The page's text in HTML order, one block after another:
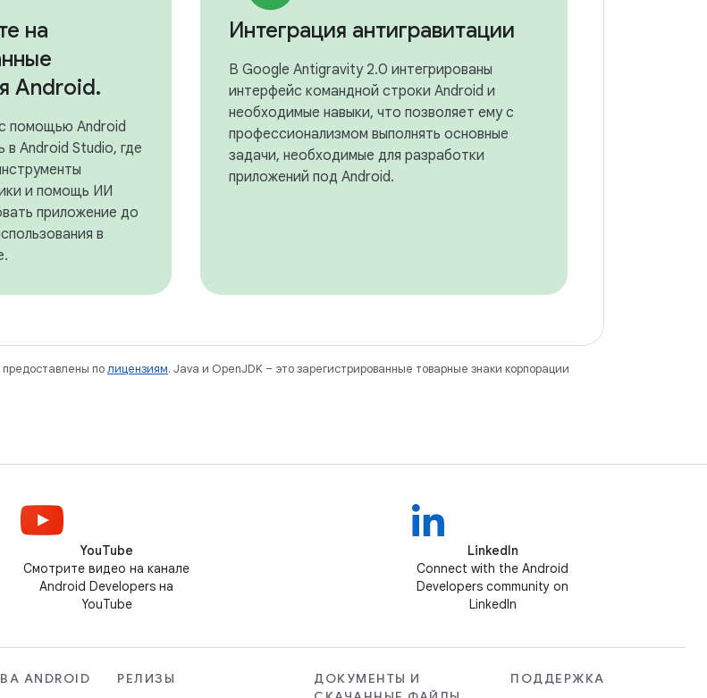
на
Android.
помощью Android
в Android Studio, где
и помощь ИИ
приложение до
в
Интеграция антигравитации
В Google Antigravity 2.0 интегрированы
интерфейс командной строки Android и
необходимые навыки, что позволяет ему с
профессионализмом выполнять основные
задачи, необходимые для разработки
приложений под Android.
полицензиям. Java и OpenJDK – это зарегистрированные товарные знаки корпорации
YouTube
Смотрите видео на канале
Android Developers на
YouTube
LinkedIn
Connect with the Android
Developers community on
LinkedIn
ANDROID РЕЛИЗЫ
ДОКУМЕНТЫ И
ПОДДЕРЖКА